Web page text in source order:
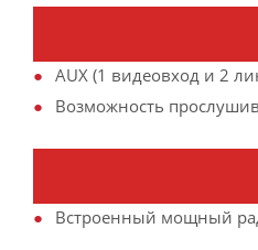
AUX (1 видеовход и 2
Возможность
Встроенный мощный